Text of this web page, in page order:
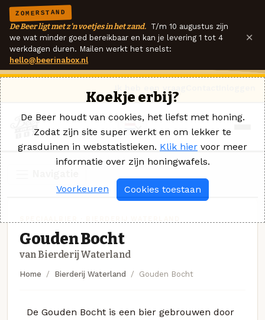
ZOMERSTAND
De Beer ligt met z'n voetjes in het zand. T/m 10 augustus zijn
we wat minder goed bereikbaar en kan je levering 1 tot 4
werkdagen duren. Mailen werkt het snelst:
hello@beerinabox.nl
×
Gouden Bocht
van Bierderij Waterland
Home Bierderij Waterland Gouden Bocht
De Gouden Bocht is een bier gebrouwen door
Koekje erbij?
De Beer houdt van cookies, het liefst met honing.
Zodat zijn site super werkt en om lekker te
grasduinen in webstatistieken. Klik hier voor meer
informatie over zijn honingwafels.
Voorkeuren Cookies toestaan